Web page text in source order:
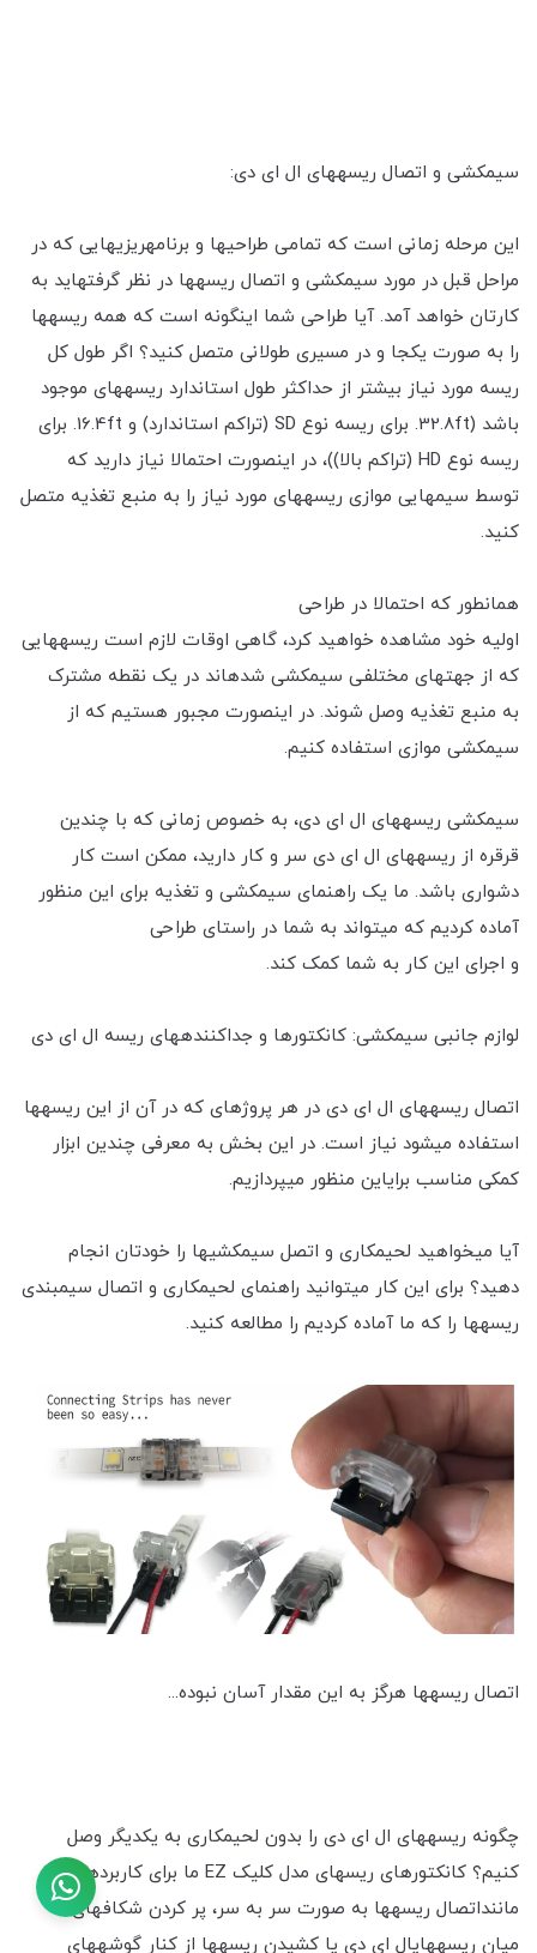
سیم‎کشی و اتصال ریسه‎های ال ای دی:
این مرحله زمانی است که تمامی طراحی‎ها و برنامه‎ریزی‎هایی که در
مراحل قبل در مورد سیم‎کشی و اتصال ریسه‎ها در نظر گرفته‎اید به
کارتان خواهد آمد. آیا طراحی شما اینگونه است که همه ریسه‎ها
را به صورت یکجا و در مسیری طولانی متصل کنید؟ اگر طول کل
ریسه مورد نیاز بیشتر از حداکثر طول استاندارد ریسه‎های موجود
باشد (32.8ft. برای ریسه نوع SD (تراکم استاندارد) و 16.4ft. برای
ریسه نوع HD (تراکم بالا))، در اینصورت احتمالا نیاز دارید که
توسط سیم‎هایی موازی ریسه‎های مورد نیاز را به منبع تغذیه متصل
کنید.
همان‎طور که احتمالا در طراحی
اولیه خود مشاهده خواهید کرد، گاهی اوقات لازم است ریسه‎هایی
که از جهت‎های مختلفی سیم‎کشی شده‎اند در یک نقطه مشترک
به منبع تغذیه وصل شوند. در اینصورت مجبور هستیم که از
سیم‎کشی موازی استفاده کنیم.
سیم‎کشی ریسه‎های ال ای دی، به خصوص زمانی که با چندین
قرقره از ریسه‎های ال ای دی سر و کار دارید، ممکن است کار
دشواری باشد. ما یک راهنمای سیم‎کشی و تغذیه برای این منظور
آماده کردیم که می‎تواند به شما در راستای طراحی
و اجرای این کار به شما کمک کند.
لوازم جانبی سیم‎کشی: کانکتورها و جداکننده‎های ریسه ال ای دی
اتصال ریسه‎های ال ای دی در هر پروژه‎ای که در آن از این ریسه‎ها
استفاده می‎شود نیاز است. در این بخش به معرفی چندین ابزار
کمکی مناسب برایاین منظور می‎پردازیم.
آیا می‎خواهید لحیم‎کاری و اتصل سیم‎کشی‎ها را خودتان انجام
دهید؟ برای این کار می‎توانید راهنمای لحیم‎کاری و اتصال سیم‎بندی
ریسه‎ها را که ما آماده کردیم را مطالعه کنید.
اتصال ریسه‎ها هرگز به این مقدار آسان نبوده...
چگونه ریسه‎های ال ای دی را بدون لحیم‎کاری به یکدیگر وصل
کنیم؟ کانکتورهای ریسه‎ای مدل کلیک EZ ما برای کاربردهایی
ماننداتصال ریسه‎ها به صورت سر به سر، پر کردن شکاف‎های
میان ریسه‎هایال ای دی یا کشیدن ریسه‎ها از کنار گوشه‎های